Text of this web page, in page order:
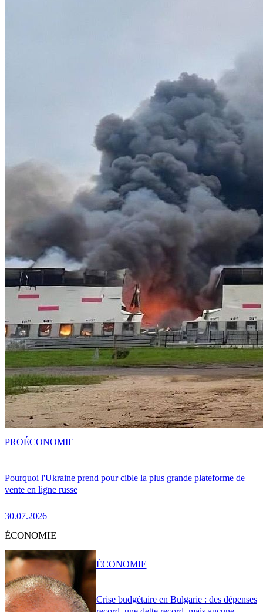
Pourquoi l'Ukraine prend pour cible la plus grande plateforme de
vente en ligne russe
30.07.2026
PROÉCONOMIE
ÉCONOMIE
Crise budgétaire en Bulgarie : des dépenses
ÉCONOMIE